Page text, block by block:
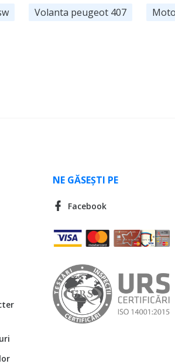
Volanta peugeot 407
NE GĂSEȘTI PE
Facebook